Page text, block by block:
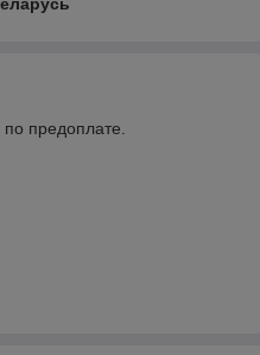
предоплате.